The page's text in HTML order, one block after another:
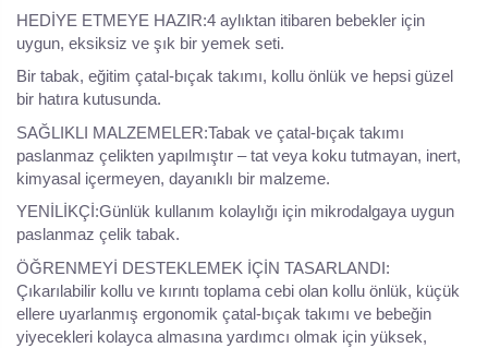
HEDİYE ETMEYE HAZIR:4 aylıktan itibaren bebekler için
uygun, eksiksiz ve şık bir yemek seti.
Bir tabak, eğitim çatal-bıçak takımı, kollu önlük ve hepsi güzel
bir hatıra kutusunda.
SAĞLIKLI MALZEMELER:Tabak ve çatal-bıçak takımı
paslanmaz çelikten yapılmıştır – tat veya koku tutmayan, inert,
kimyasal içermeyen, dayanıklı bir malzeme.
YENİLİKÇİ:Günlük kullanım kolaylığı için mikrodalgaya uygun
paslanmaz çelik tabak.
ÖĞRENMEYİ DESTEKLEMEK İÇİN TASARLANDI:
Çıkarılabilir kollu ve kırıntı toplama cebi olan kollu önlük, küçük
ellere uyarlanmış ergonomik çatal-bıçak takımı ve bebeğin
yiyecekleri kolayca almasına yardımcı olmak için yüksek,